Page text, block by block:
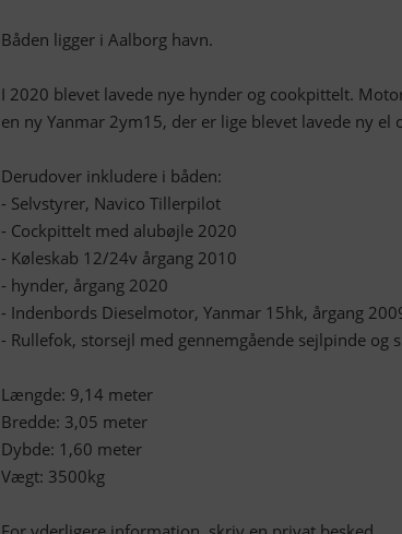
Båden ligger i Aalborg havn.
I 2020 blevet lavede nye hynder og cookpittelt.
en ny Yanmar 2ym15, der er lige blevet lavede ny
Derudover inkludere i båden:
- Selvstyrer, Navico Tillerpilot
- Cockpittelt med alubøjle 2020
- Køleskab 12/24v årgang 2010
- hynder, årgang 2020
- Indenbords Dieselmotor, Yanmar 15hk, årgang
- Rullefok, storsejl med gennemgående sejlpinde og
Længde: 9,14 meter
Bredde: 3,05 meter
Dybde: 1,60 meter
Vægt: 3500kg